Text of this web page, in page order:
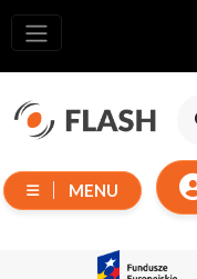
MENU
Wszystkie
produkty
Ruchome
Wytwornice